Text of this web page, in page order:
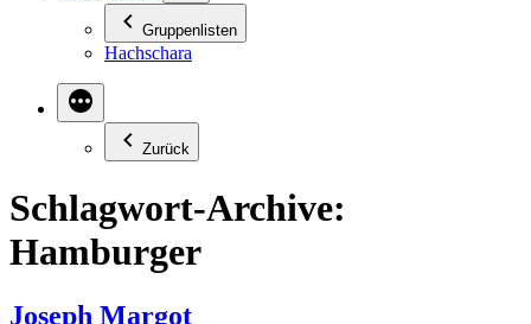
Gruppenlisten
Hachschara
Zurück
Schlagwort-Archive:
Hamburger
Joseph Margot